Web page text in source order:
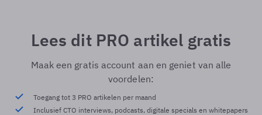
Lees dit PRO artikel gratis
Maak een gratis account aan en geniet van alle
voordelen:
Toegang tot 3 PRO artikelen per maand
Inclusief CTO interviews, podcasts, digitale specials en whitepapers